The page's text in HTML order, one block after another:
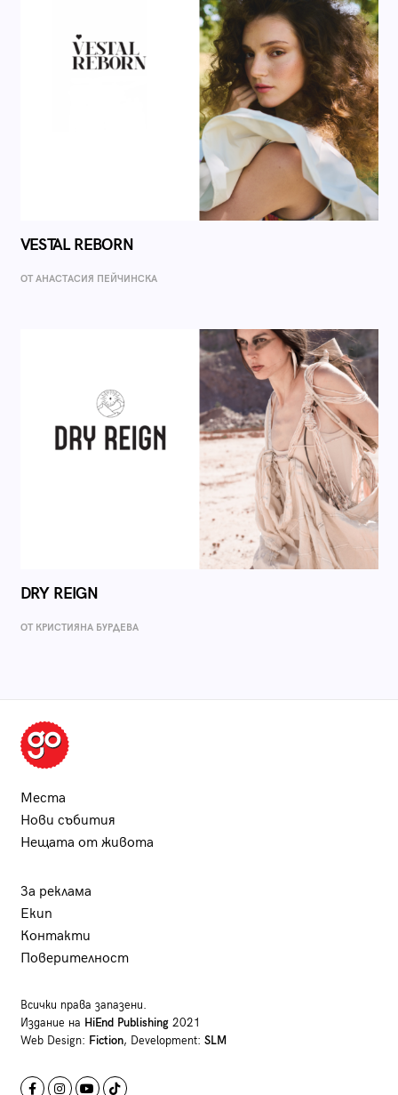
VESTAL REBORN
ОТ AНАСТАСИЯ ПЕЙЧИНСКА
DRY REIGN
ОТ КРИСТИЯНА БУРДЕВА
Места
Нови събития
Нещата от живота
За реклама
Екип
Контакти
Поверителност
Всички права запазени.
Издание на HiEnd Publishing2021
Web Design: Fiction, Development: SLM